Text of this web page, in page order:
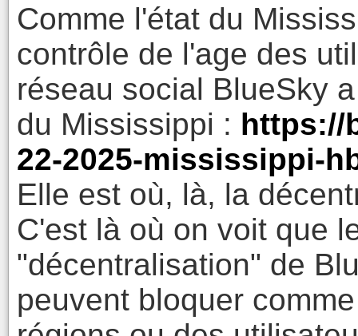
Comme l'état du
contrôle de l'age des
réseau social BlueSky
du Mississippi : https://
22-2025-mississippi-
Elle est où, là, la
C'est là où on voit que
"décentralisation" de
peuvent bloquer